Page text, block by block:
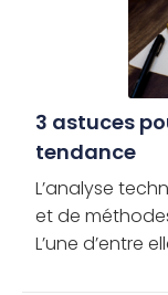
3 astuces
tendance
L’analyse
et de
L’une d’entre
tendance, ou